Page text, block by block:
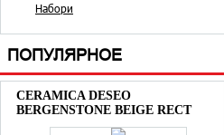
Набори
ПОПУЛЯРНОЕ
CERAMICA DESEO
BERGENSTONE BEIGE RECT